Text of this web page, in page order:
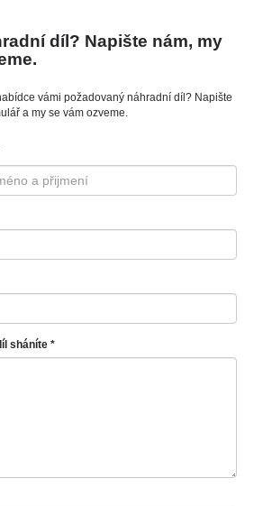
díl? Napište nám, my
vámi požadovaný náhradní díl? Napište
a my se vám ozveme.
sháníte *